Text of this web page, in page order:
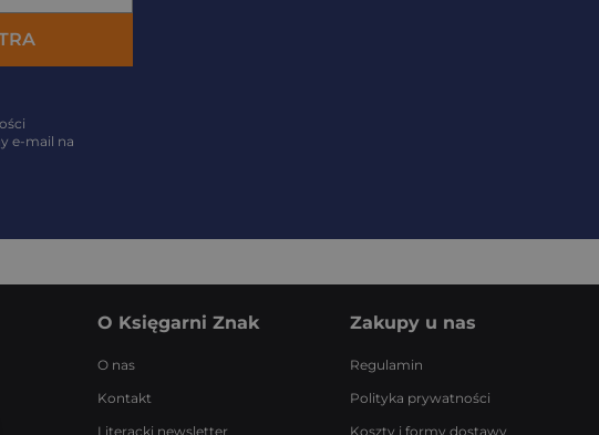
e-mail na
O Księgarni Znak
O nas
Kontakt
Literacki newsletter
Zakupy u nas
Regulamin
Polityka prywatności
Koszty i formy dostawy